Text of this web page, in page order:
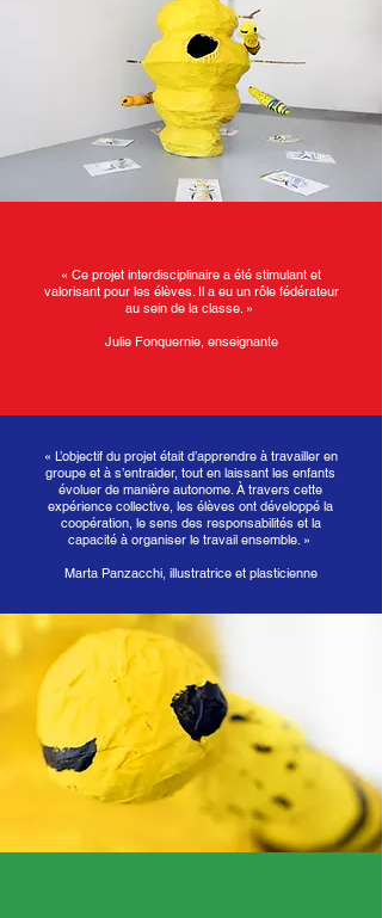
« Ce projet interdisciplinaire a été stimulant et
valorisant pour les élèves. Il a eu un rôle fédérateur
au sein de la classe. »
Julie Fonquernie, enseignante
« L’objectif du projet était d’apprendre à travailler en
groupe et à s’entraider, tout en laissant les enfants
évoluer de manière autonome. À travers cette
expérience collective, les élèves ont développé la
coopération, le sens des responsabilités et la
capacité à organiser le travail ensemble. »
Marta Panzacchi, illustratrice et plasticienne